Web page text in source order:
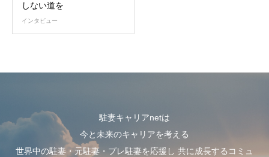
しない道を
インタビュー
駐妻キャリアnetは
今と未来のキャリアを考える
世界中の駐妻・元駐妻・プレ駐妻を応援し 共に成長するコミュ